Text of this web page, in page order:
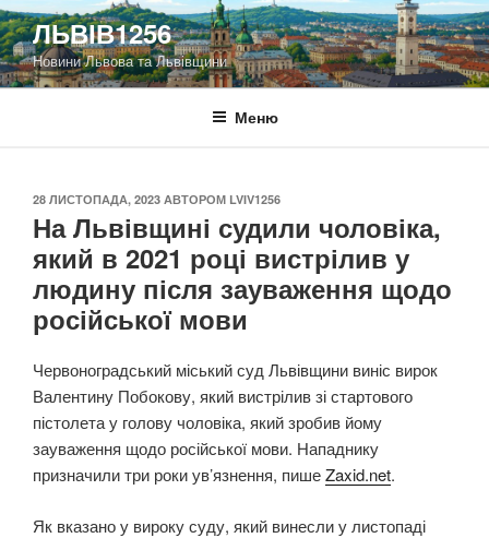
Перейти
до
вмісту
ЛЬВІВ1256
Новини Львова та Львівщини
Меню
ОПУБЛІКОВАНО
28 ЛИСТОПАДА, 2023 АВТОРОМ LVIV1256
На Львівщині судили чоловіка,
який в 2021 році вистрілив у
людину після зауваження щодо
російської мови
Червоноградський міський суд Львівщини виніс вирок
Валентину Побокову, який вистрілив зі стартового
пістолета у голову чоловіка, який зробив йому
зауваження щодо російської мови. Нападнику
призначили три роки ув’язнення, пишеZaxid.net.
Як вказано у вироку суду, який винесли у листопаді